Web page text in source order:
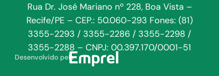
Rua Dr. José Mariano nº 228, Boa Vista –
Recife/PE – CEP.: 50.060-293 Fones: (81)
3355-2293 / 3355-2286 / 3355-2298 /
3355-2288 – CNPJ: 00.397.170/0001-51
Desenvolvido pela